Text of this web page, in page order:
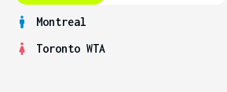
Montreal
Toronto WTA